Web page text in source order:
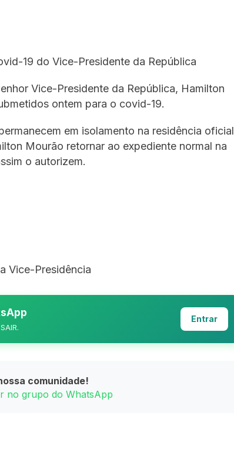
19 do Vice-Presidente da República
Vice-Presidente da República, Hamilton
ontem para o covid-19.
em isolamento na residência oficial
Mourão retornar ao expediente normal na
o autorizem.
Vice-Presidência
Entrar
comunidade!
no grupo do WhatsApp